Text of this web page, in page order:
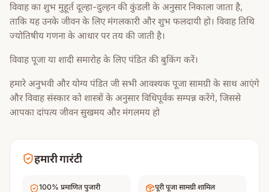
विवाह का शुभ मुहूर्त दूल्हा-दुल्हन की कुंडली के अनुसार निकाला जाता है,
ताकि यह उनके जीवन के लिए मंगलकारी और शुभ फलदायी हो। विवाह तिथि
ज्योतिषीय गणना के आधार पर तय की जाती है।
विवाह पूजा या शादी समारोह के लिए पंडित की बुकिंग करें।
हमारे अनुभवी और योग्य पंडित जी सभी आवश्यक पूजा सामग्री के साथ आएंगे
और विवाह संस्कार को शास्त्रों के अनुसार विधिपूर्वक सम्पन्न करेंगे, जिससे
आपका दांपत्य जीवन सुखमय और मंगलमय हो
हमारी गारंटी
100% प्रमाणित पुजारी पूरी पूजा सामग्री शामिल